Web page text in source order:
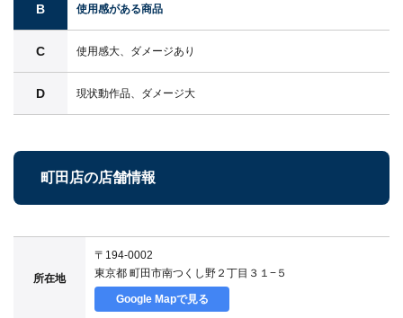
B 使用感がある商品
C 使用感大、ダメージあり
D 現状動作品、ダメージ大
町田店の店舗情報
所在地
〒194-0002
東京都 町田市南つくし野２丁目３１−５
Google Mapで見る